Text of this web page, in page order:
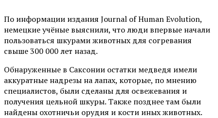
По информации издания Journal of Human Evolution,
немецкие учёные выяснили, что люди впервые начали
пользоваться шкурами животных для согревания
свыше 300 000 лет назад.
Обнаруженные в Саксонии остатки медведя имели
аккуратные надрезы на лапах, которые, по мнению
специалистов, были сделаны для освежевания и
получения цельной шкуры. Также позднее там были
найдены охотничьи орудия и кости иных животных.